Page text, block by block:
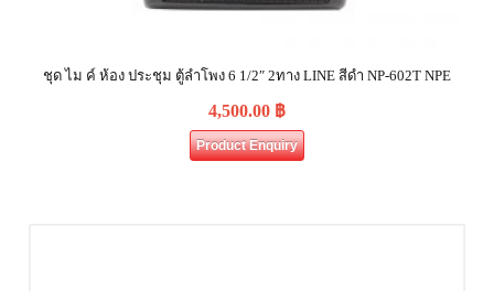
ชุด ไม ค์ ห้อง ประชุม ตู้ลำโพง 6 1/2″ 2ทาง LINE สีดำ NP-602T NPE
4,500.00 ฿
Product Enquiry